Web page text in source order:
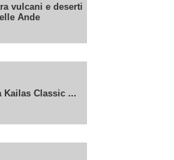
vulcani e deserti
Ande
Kailas Classic ...